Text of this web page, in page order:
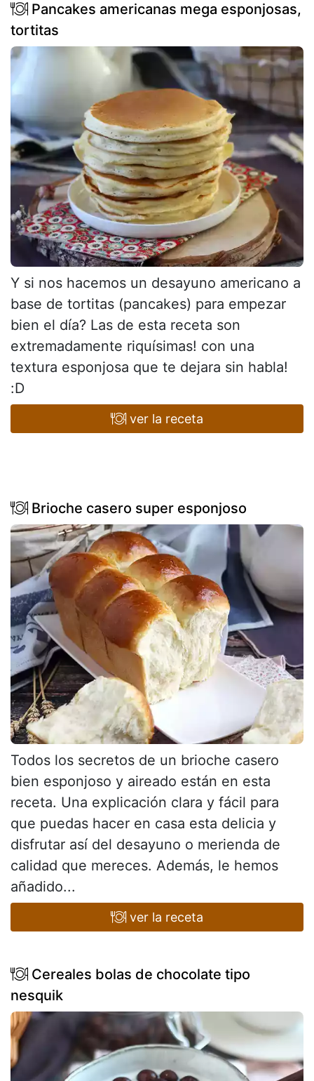
Pancakes americanas mega esponjosas,
tortitas
Y si nos hacemos un desayuno americano a
base de tortitas (pancakes) para empezar
bien el día? Las de esta receta son
extremadamente riquísimas! con una
textura esponjosa que te dejara sin habla!
:D
ver la receta
Brioche casero super esponjoso
Todos los secretos de un brioche casero
bien esponjoso y aireado están en esta
receta. Una explicación clara y fácil para
que puedas hacer en casa esta delicia y
disfrutar así del desayuno o merienda de
calidad que mereces. Además, le hemos
añadido...
ver la receta
Cereales bolas de chocolate tipo
nesquik